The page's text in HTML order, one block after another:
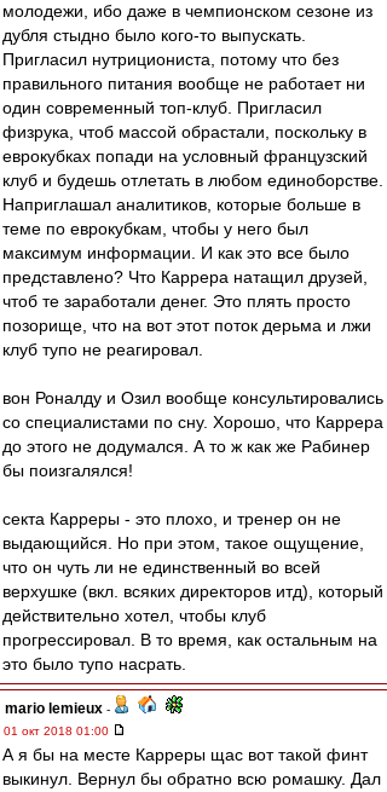
молодежи, ибо даже в чемпионском сезоне из
дубля стыдно было кого-то выпускать.
Пригласил нутрициониста, потому что без
правильного питания вообще не работает ни
один современный топ-клуб. Пригласил
физрука, чтоб массой обрастали, поскольку в
еврокубках попади на условный французский
клуб и будешь отлетать в любом единоборстве.
Наприглашал аналитиков, которые больше в
теме по еврокубкам, чтобы у него был
максимум информации. И как это все было
представлено? Что Каррера натащил друзей,
чтоб те заработали денег. Это плять просто
позорище, что на вот этот поток дерьма и лжи
клуб тупо не реагировал.
вон Роналду и Озил вообще консультировались
со специалистами по сну. Хорошо, что Каррера
до этого не додумался. А то ж как же Рабинер
бы поизгалялся!
секта Карреры - это плохо, и тренер он не
выдающийся. Но при этом, такое ощущение,
что он чуть ли не единственный во всей
верхушке (вкл. всяких директоров итд), который
действительно хотел, чтобы клуб
прогрессировал. В то время, как остальным на
это было тупо насрать.
mario lemieux -
01 окт 2018 01:00
А я бы на месте Карреры щас вот такой финт
выкинул. Вернул бы обратно всю ромашку. Дал